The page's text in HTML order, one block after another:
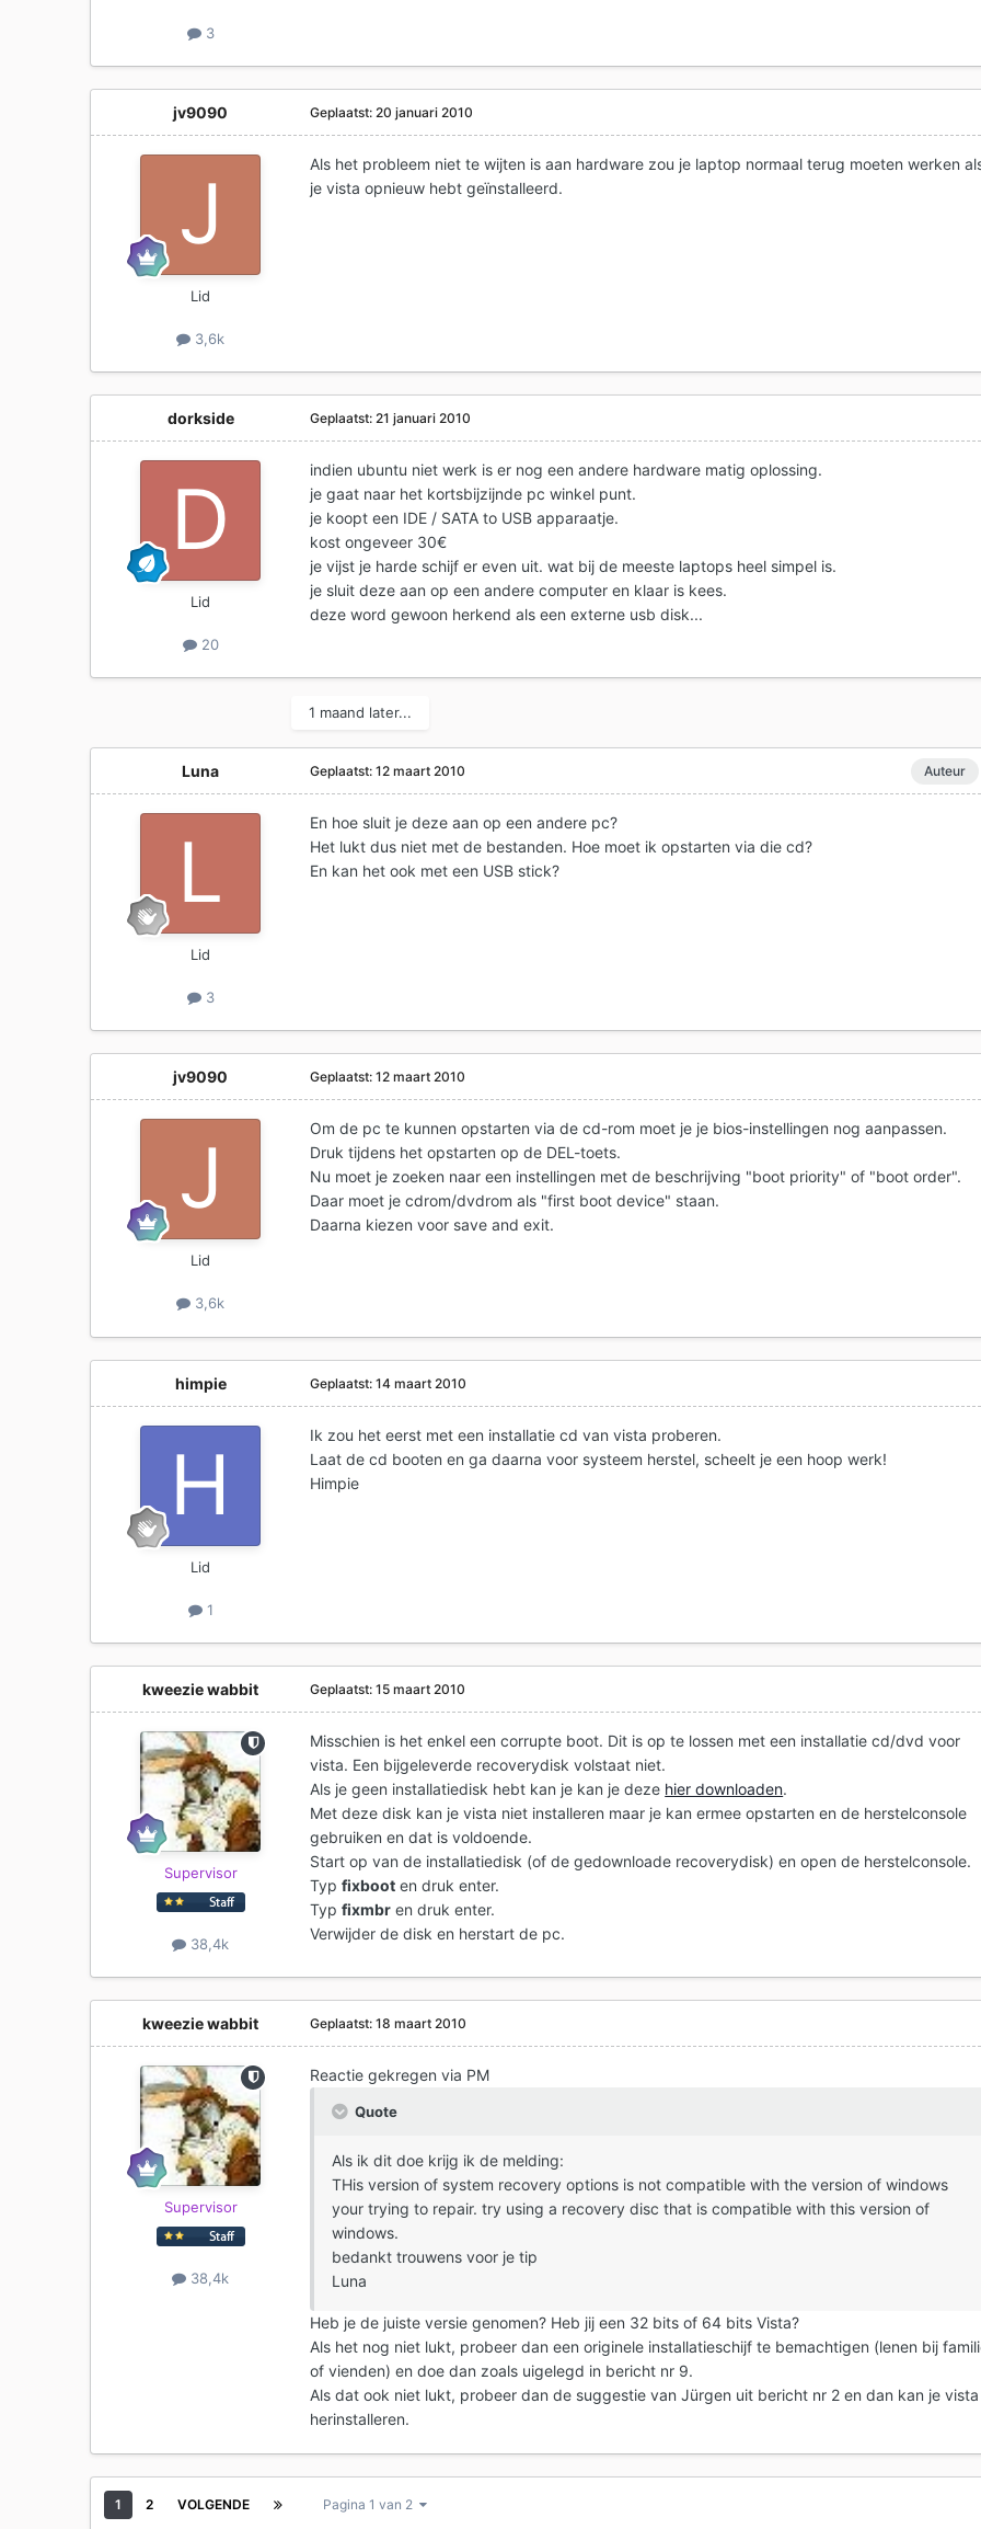
3
jv9090
Lid
3,6k
Geplaatst: 20 januari 2010
Als het probleem niet te wijten is aan hardware zou je laptop normaal terug moeten werken
je vista opnieuw hebt geïnstalleerd.
dorkside
Lid
20
Geplaatst: 21 januari 2010
indien ubuntu niet werk is er nog een andere hardware matig oplossing.
je gaat naar het kortsbijzijnde pc winkel punt.
je koopt een IDE / SATA to USB apparaatje.
kost ongeveer 30€
je vijst je harde schijf er even uit. wat bij de meeste laptops heel simpel is.
je sluit deze aan op een andere computer en klaar is kees.
deze word gewoon herkend als een externe usb disk...
1 maand later...
Luna
Lid
3
Auteur
Geplaatst:12 maart 2010
En hoe sluit je deze aan op een andere pc?
Het lukt dus niet met de bestanden. Hoe moet ik opstarten via die cd?
En kan het ook met een USB stick?
jv9090
Lid
3,6k
Geplaatst:12 maart 2010
Om de pc te kunnen opstarten via de cd-rom moet je je bios-instellingen nog aanpassen.
Druk tijdens het opstarten op de DEL-toets.
Nu moet je zoeken naar een instellingen met de beschrijving "boot priority" of "boot order".
Daar moet je cdrom/dvdrom als "first boot device" staan.
Daarna kiezen voor save and exit.
himpie
Lid
1
Geplaatst:14 maart 2010
Ik zou het eerst met een installatie cd van vista proberen.
Laat de cd booten en ga daarna voor systeem herstel, scheelt je een hoop werk!
Himpie
kweezie wabbit
Supervisor
38,4k
Geplaatst:15 maart 2010
Misschien is het enkel een corrupte boot. Dit is op te lossen met een installatie cd/dvd voor
vista. Een bijgeleverde recoverydisk volstaat niet.
Als je geen installatiedisk hebt kan je kan je deze hier downloaden.
Met deze disk kan je vista niet installeren maar je kan ermee opstarten en de herstelconsole
gebruiken en dat is voldoende.
Start op van de installatiedisk (of de gedownloade recoverydisk) en open de herstelconsole.
Typfixboot en druk enter.
Typfixmbr en druk enter.
Verwijder de disk en herstart de pc.
kweezie wabbit
Supervisor
38,4k
Geplaatst:18 maart 2010
Reactie gekregen via PM
Quote
Als ik dit doe krijg ik de melding:
THis version of system recovery options is not compatible with the version of windows
your trying to repair. try using a recovery disc that is compatible with this version of
windows.
bedankt trouwens voor je tip
Luna
Heb je de juiste versie genomen? Heb jij een 32 bits of 64 bits Vista?
Als het nog niet lukt, probeer dan een originele installatieschijf te bemachtigen (lenen bij
of vienden) en doe dan zoals uigelegd in bericht nr 9.
Als dat ook niet lukt, probeer dan de suggestie van Jürgen uit bericht nr 2 en dan kan je vista
herinstalleren.
1 2 VOLGENDE Pagina 1 van 2